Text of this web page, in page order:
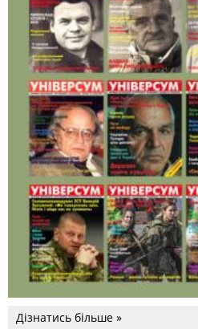
Дізнатись більше »